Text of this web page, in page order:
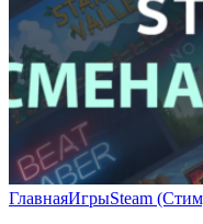
ГлавнаяИгрыSteam